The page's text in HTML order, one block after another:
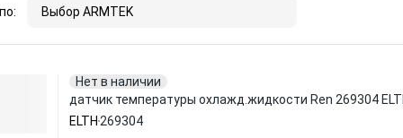
Выбор ARMTEK
Нет в наличии
датчик температуры охлажд.жидкости Ren 269304
ELTH 269304